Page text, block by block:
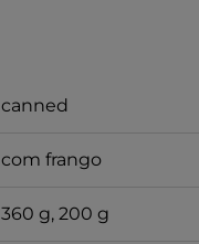
canned
com frango
360 g, 200 g